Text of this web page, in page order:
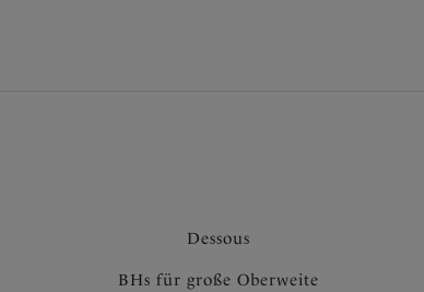
Dessous
BHs für große Oberweite